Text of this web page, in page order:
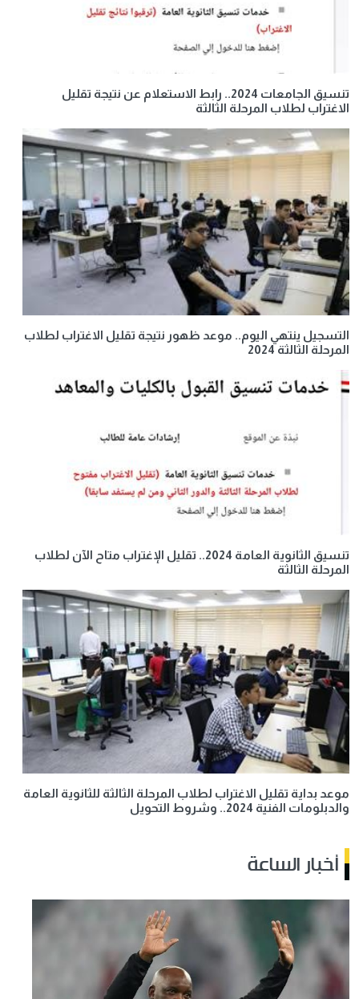
تنسيق الجامعات 2024.. رابط الاستعلام عن نتيجة تقليل
الاغتراب لطلاب المرحلة الثالثة
التسجيل ينتهي اليوم.. موعد ظهور نتيجة تقليل الاغتراب لطلاب
المرحلة الثالثة 2024
تنسيق الثانوية العامة 2024.. تقليل الإغتراب متاح الآن لطلاب
المرحلة الثالثة
موعد بداية تقليل الاغتراب لطلاب المرحلة الثالثة للثانوية العامة
والدبلومات الفنية 2024.. وشروط التحويل
أخبار الساعة